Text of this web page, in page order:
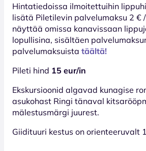
Hinta­tiedoissa ilmoitettuihin
lisätä Piletilevin palvelumaksu 2 €
näyttää omissa kanavissaan
lopullisina, sisältäen
palvelumaksuista täältä!
Pileti hind 15 eur/in
Ekskursioonid algavad kunagise
asukohast Ringi tänaval
mälestusmärgi juurest.
Giidituuri kestus on orienteeruvalt